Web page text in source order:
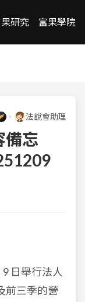
研究 富果學院
法說會助理
備忘
9 日舉行法人
前三季的營